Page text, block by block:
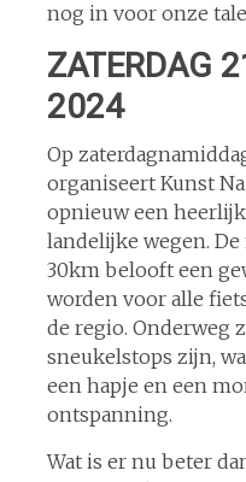
nog in voor onze
ZATERDAG
2024
Op
organiseert Kunst
opnieuw een
landelijke wegen.
30km belooft een
worden voor alle
de regio. Onderweg
sneukelstops zijn,
een hapje en een
ontspanning.
Wat is er nu beter